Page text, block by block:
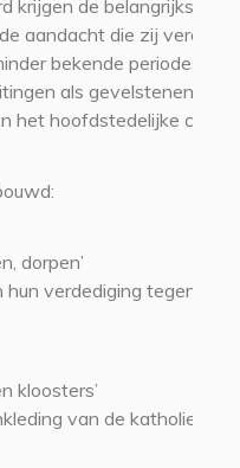
krijgen de belangrijkste
aandacht die zij
bekende periodes
als gevelstenen, die
het hoofdstedelijke
dorpen’
hun verdediging tegen het
kloosters’
van de katholieke